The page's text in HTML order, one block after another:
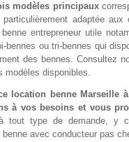
modèles principaux
particulièrement adaptée
entrepreneur utile
bennes ou tri-bennes qui
des bennes. Consultez
modèles disponibles.
location benne Marseille
à vos besoins et vous
tout type de demande, y
benne avec conducteur pas